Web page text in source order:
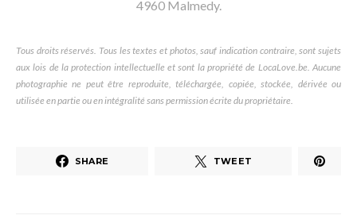
4960 Malmedy.
Tous droits réservés. Tous les textes et photos, sauf indication contraire, sont sujets
aux lois de la protection intellectuelle et sont la propriété de LocaLove.be. Aucune
photographie ne peut être reproduite, téléchargée, copiée, stockée, dérivée ou
utilisée en partie ou en intégralité sans permission écrite du propriétaire.
SHARE TWEET